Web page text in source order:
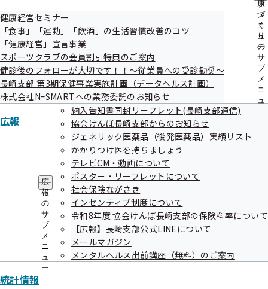
ブ
メ
ニ
ュ
ー
康
づ
く
り
の
サ
ブ
メ
ニ
ュ
健康経営セミナー
「食事」「運動」「飲酒」の生活習慣改善のコツ
「健康経営」宣言事業
スポーツクラブの会員割引特典のご案内
健診後のフォローが大切です！！～従業員への受診勧奨～
長崎支部 第3期保健事業実施計画（データヘルス計画）
株式会社NｰSMARTへの業務委託のお知らせ
広報
広
報
の
サ
ブ
メ
ニ
ュ
ー
納入告知書同封リーフレット(長崎支部通信)
協会けんぽ長崎支部からのお知らせ
ジェネリック医薬品（後発医薬品）実績リスト
かかりつけ医を持ちましょう
テレビCM・動画について
ポスター・リーフレットについて
社会保険ながさき
インセンティブ制度について
令和8年度 協会けんぽ長崎支部の保険料率について
【広報】長崎支部公式LINEについて
メールマガジン
メンタルヘルス出前講座（無料）のご案内
統計情報
環境の変化、季節の変わり目が重なる時期ですので、体調管理には気
を付けましょう！
それでは協会けんぽ長崎支部　メールマガジン第143号をお届けしま
す。
——○●○　もくじ　○●○————————————————
１．保健師・管理栄養士コラム「あなたの目は働きすぎていません
か」
２．退職時の健康保険証等の回収にご協力をお願いします
３．退職後の健康保険について
４．長崎支部作成の広報動画をぜひご覧ください！
———————————————————————————————
————————
———————————————————————————————
1：保健師・管理栄養士コラム『あなたの目は働きすぎていません
———————————————————————————————